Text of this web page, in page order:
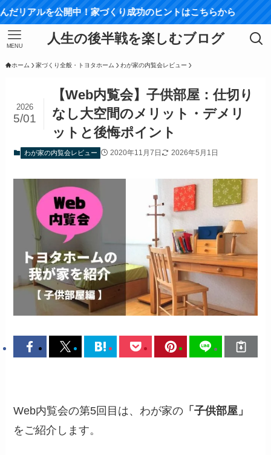
！家づくり成功のヒントはこちらから
人生の後半戦を楽しむブログ
MENU
ホーム 家づくり全般・トヨタホーム わが家の内覧会レビュー
【Web内覧会】子供部屋：仕切り
なし大空間のメリット・デメリ
ットと後悔ポイント
2026
5/01
わが家の内覧会レビュー 2020年11月7日 2026年5月1日
Web内覧会の第5回目は、わが家の 「子供部屋」
をご紹介します。